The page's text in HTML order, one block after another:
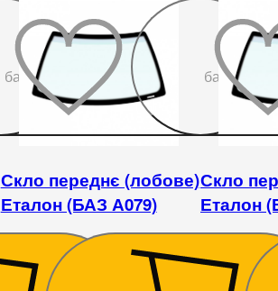
До
бажаного
До
бажаного
Скло переднє (лобове)
Еталон (БАЗ А079)
Скло
Еталон